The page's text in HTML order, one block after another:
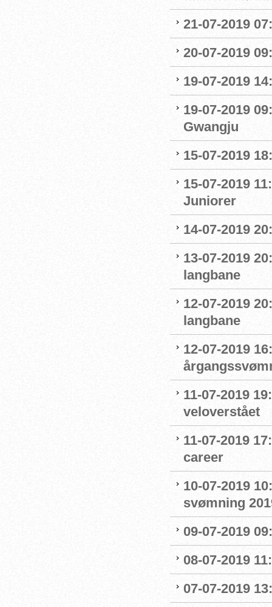
21-07-2019
20-07-2019
19-07-2019
19-07-2019
Gwangju
15-07-2019
15-07-2019
Juniorer
14-07-2019
13-07-2019
langbane
12-07-2019
langbane
12-07-2019
11-07-2019
veloverstået
11-07-2019
career
10-07-2019
svømning
09-07-2019
08-07-2019
07-07-2019